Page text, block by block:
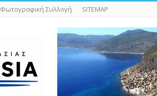
Φωτογραφική Συλλογή SITEMAP